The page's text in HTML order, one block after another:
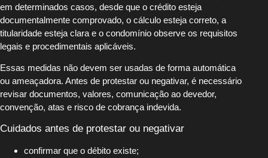
em determinados casos, desde que o crédito esteja
documentalmente comprovado, o cálculo esteja correto, a
titularidade esteja clara e o condomínio observe os requisitos
legais e procedimentais aplicáveis.
Essas medidas não devem ser usadas de forma automática
ou ameaçadora. Antes de protestar ou negativar, é necessário
revisar documentos, valores, comunicação ao devedor,
convenção, atas e risco de cobrança indevida.
Cuidados antes de protestar ou negativar
confirmar que o débito existe;